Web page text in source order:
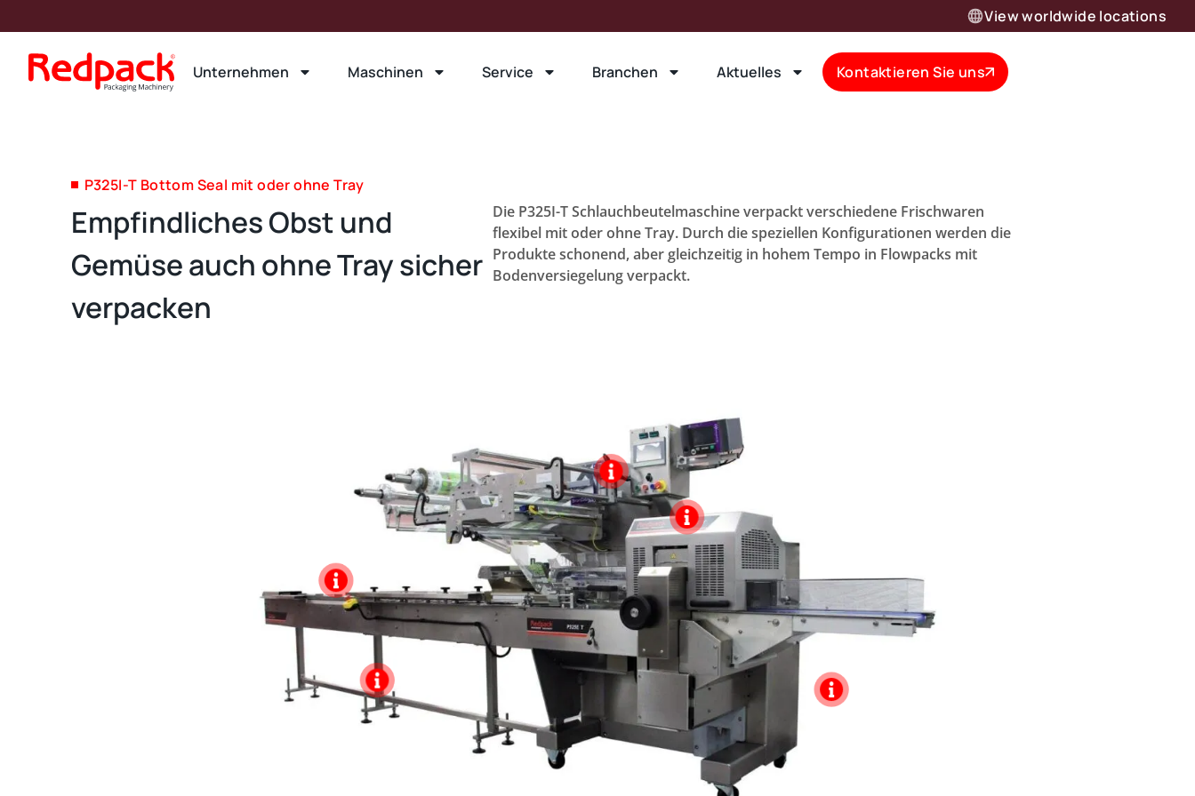
View worldwide locations
Unternehmen Maschinen Service Branchen Aktuelles Kontaktieren Sie uns
P325I-T Bottom Seal mit oder ohne Tray
Empfindliches Obst und
Gemüse auch ohne Tray sicher
verpacken
Die P325I-T Schlauchbeutelmaschine verpackt verschiedene Frischwaren
flexibel mit oder ohne Tray. Durch die speziellen Konfigurationen werden die
Produkte schonend, aber gleichzeitig in hohem Tempo in Flowpacks mit
Bodenversiegelung verpackt.